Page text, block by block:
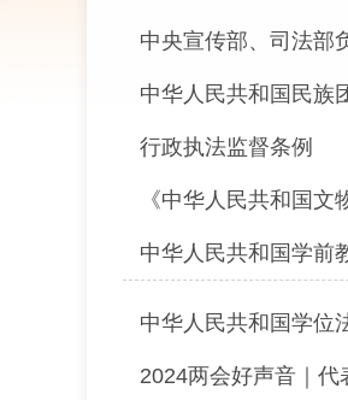
中央宣传部、司法部
中华人民共和国民族
行政执法监督条例
《中华人民共和国
中华人民共和国学前
中华人民共和国学位
2024两会好声音｜